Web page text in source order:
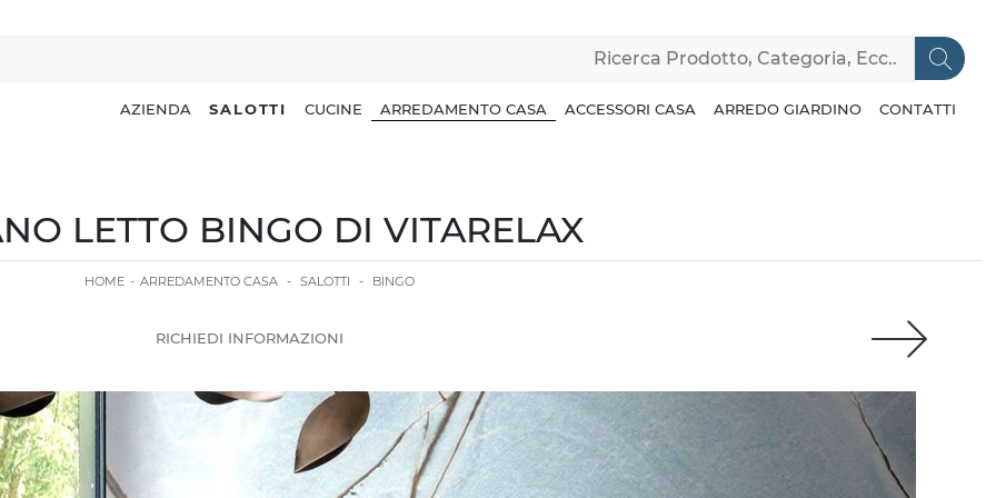
AZIENDA SALOTTI CUCINE ARREDAMENTO CASA ACCESSORI CASA ARREDO GIARDINO CONTATTI
LETTO BINGO DI VITARELAX
HOME - ARREDAMENTO CASA - SALOTTI - BINGO
RICHIEDI INFORMAZIONI